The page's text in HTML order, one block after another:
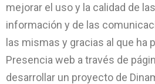
mejorar el uso y la calidad de
información y de las
las mismas y gracias al que ha
Presencia web a través de
desarrollar un proyecto de